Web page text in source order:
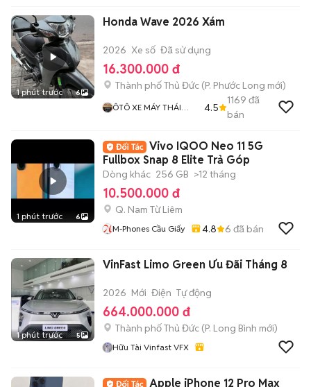
1 phút trước 6
Honda Wave 2026 Xám
2026 Xe số Đã sử dụng
16.300.000 đ
Thành phố Thủ Đức (P. Phước Long mới)
ÔTÔ XE MÁY THÁI
4.5
1169 đã
bán
1 phút trước 6
Vivo IQOO Neo 11 5G
Fullbox Snap 8 Elite Trả Góp
Dòng khác 256 GB >12 tháng
10.500.000 đ
Q. Nam Từ Liêm
M-Phones Cầu Giấy 4.8 6 đã bán
1 phút trước 5
VinFast Limo Green Ưu Đãi Tháng 8
2026 Mới Điện Tự động
664.000.000 đ
Thành phố Thủ Đức (P. Long Bình mới)
Hữu Tài Vinfast VFX
Apple iPhone 12 Pro Max